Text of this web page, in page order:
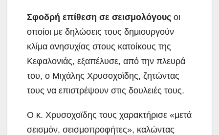
Σφοδρή επίθεση σε σεισμολόγους οι
οποίοι με δηλώσεις τους δημιουργούν
κλίμα ανησυχίας στους κατοίκους της
Κεφαλονιάς, εξαπέλυσε, από την πλευρά
του, ο Μιχάλης Χρυσοχοϊδης, ζητώντας
τους να επιστρέψουν στις δουλειές τους.
Ο κ. Χρυσοχοϊδης τους χαρακτήρισε «μετά
σεισμόν, σεισμοπροφήτες», καλώντας